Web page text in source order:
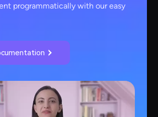
programmatically with our easy